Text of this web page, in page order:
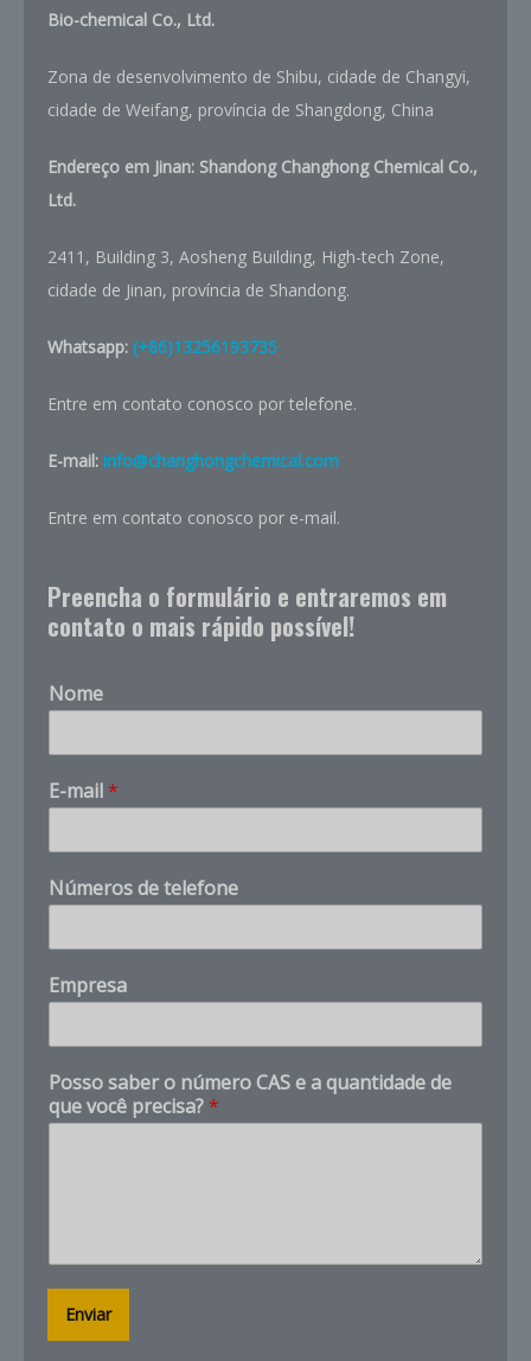
Bio-chemical Co., Ltd.
Zona de desenvolvimento de Shibu, cidade de Changyi,
cidade de Weifang, província de Shangdong, China
Endereço em Jinan: Shandong Changhong Chemical Co.,
Ltd.
2411, Building 3, Aosheng Building, High-tech Zone,
cidade de Jinan, província de Shandong.
Whatsapp: (+86)13256193735
Entre em contato conosco por telefone.
E-mail: info@changhongchemical.com
Entre em contato conosco por e-mail.
Preencha o formulário e entraremos em
contato o mais rápido possível!
Nome
E
m
r
e
s
N
m
*
E-mail *
Números de telefone
Empresa
Posso saber o número CAS e a quantidade de
que você precisa? *
Enviar